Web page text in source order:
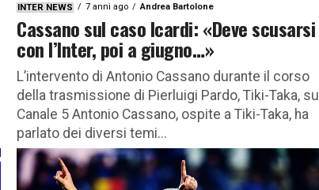
INTER NEWS 7 anni ago Andrea Bartolone
Cassano sul caso Icardi: «Deve scusarsi
con l’Inter, poi a giugno…»
L’intervento di Antonio Cassano durante il corso
della trasmissione di Pierluigi Pardo, Tiki-Taka, su
Canale 5 Antonio Cassano, ospite a Tiki-Taka, ha
parlato dei diversi temi...